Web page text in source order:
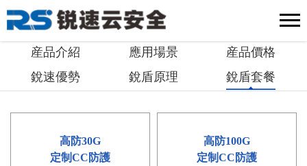
産品介紹 應用場景
産品價格
銳速優勢
銳盾原理 銳盾套餐
高防30G
定制CC防護
高防100G
定制CC防護